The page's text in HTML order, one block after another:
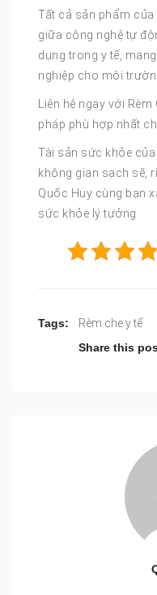
Tất cả sản phẩm
giữa công nghệ tự
dụng trong y tế,
nghiệp cho môi
Liên hệ ngay với
pháp phù hợp nhất
Tài sản sức khỏe
không gian sạch sẽ,
Quốc Huy cùng bạn
sức khỏe lý tưởng
Tags:
Rèm che y tế
Share this